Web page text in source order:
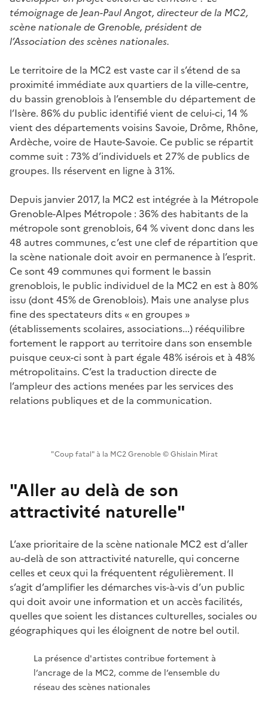
témoignage de Jean-Paul Angot, directeur de la MC2,
scène nationale de Grenoble, président de
l’Association des scènes nationales.
Le territoire de la MC2 est vaste car il s’étend de sa
proximité immédiate aux quartiers de la ville-centre,
du bassin grenoblois à l’ensemble du département de
l’Isère. 86% du public identifié vient de celui-ci, 14 %
vient des départements voisins Savoie, Drôme, Rhône,
Ardèche, voire de Haute-Savoie. Ce public se répartit
comme suit : 73% d’individuels et 27% de publics de
groupes. Ils réservent en ligne à 31%.
Depuis janvier 2017, la MC2 est intégrée à la Métropole
Grenoble-Alpes Métropole : 36% des habitants de la
métropole sont grenoblois, 64 % vivent donc dans les
48 autres communes, c’est une clef de répartition que
la scène nationale doit avoir en permanence à l’esprit.
Ce sont 49 communes qui forment le bassin
grenoblois, le public individuel de la MC2 en est à 80%
issu (dont 45% de Grenoblois). Mais une analyse plus
fine des spectateurs dits « en groupes »
(établissements scolaires, associations...) rééquilibre
fortement le rapport au territoire dans son ensemble
puisque ceux-ci sont à part égale 48% isérois et à 48%
métropolitains. C’est la traduction directe de
l’ampleur des actions menées par les services des
relations publiques et de la communication.
"Coup fatal" à la MC2 Grenoble © Ghislain Mirat
"Aller au delà de son
attractivité naturelle"
L’axe prioritaire de la scène nationale MC2 est d’aller
au-delà de son attractivité naturelle, qui concerne
celles et ceux qui la fréquentent régulièrement. Il
s’agit d’amplifier les démarches vis-à-vis d’un public
qui doit avoir une information et un accès facilités,
quelles que soient les distances culturelles, sociales ou
géographiques qui les éloignent de notre bel outil.
La présence d'artistes contribue fortement à
l’ancrage de la MC2, comme de l’ensemble du
réseau des scènes nationales